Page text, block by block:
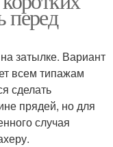
перед
затылке. Вариант
всем типажам
сделать
прядей, но для
случая